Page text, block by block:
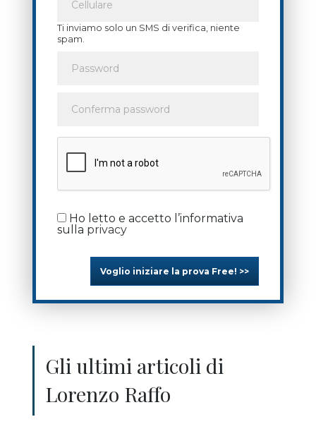
Ti inviamo solo un SMS di verifica, niente
spam.
Ho letto e accetto l’informativa
sulla privacy
Voglio iniziare la prova Free! >>
Gli ultimi articoli di
Lorenzo Raffo